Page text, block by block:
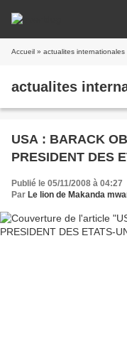
Accueil » actualites internationales
actualites
USA : BARACK
PRESIDENT DES
Publié le 05/11/2008 à 04:27
Par Le lion de Makanda